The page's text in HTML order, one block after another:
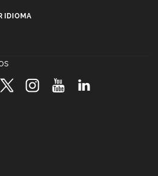
robótica FIRST 2026! (video)
IDIOMA